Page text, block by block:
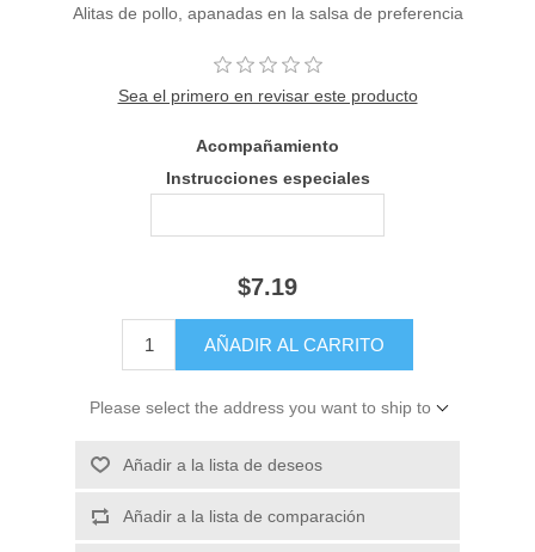
Alitas de pollo, apanadas en la salsa de preferencia
Sea el primero en revisar este producto
Acompañamiento
Instrucciones especiales
$7.19
Please select the address you want to ship to